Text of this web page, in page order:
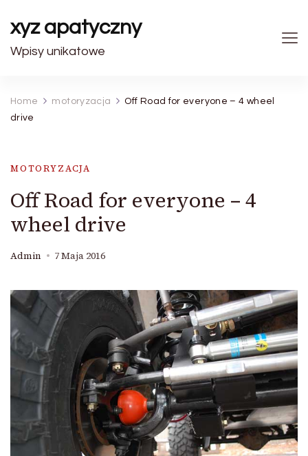
xyz apatyczny
Wpisy unikatowe
Home motoryzacja
Off Road for everyone – 4 wheel
drive
MOTORYZACJA
Off Road for everyone – 4
wheel drive
Admin 7 Maja 2016